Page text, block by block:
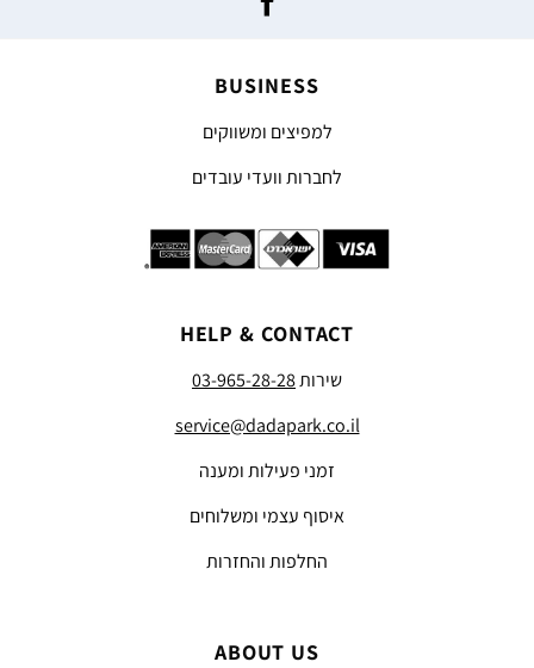
BUSINESS
למפיצים ומשווקים
לחברות וועדי עובדים
HELP & CONTACT
שירות03-965-28-28
service@dadapark.co.il
זמני פעילות ומענה
איסוף עצמי ומשלוחים
החלפות והחזרות
ABOUT US